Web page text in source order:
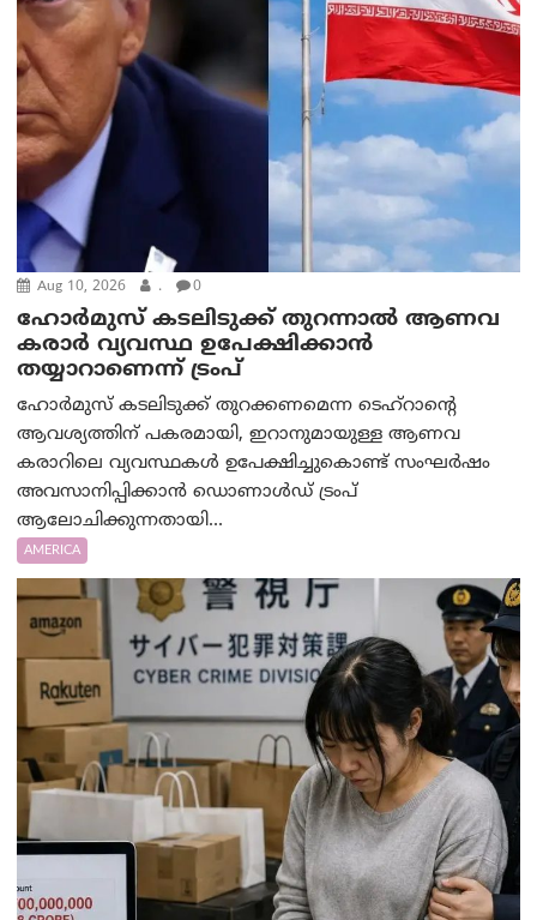
Aug 10, 2026 . 0
ഹോർമുസ് കടലിടുക്ക് തുറന്നാൽ ആണവ
കരാർ വ്യവസ്ഥ ഉപേക്ഷിക്കാൻ
തയ്യാറാണെന്ന് ട്രം‌പ്
ഹോർമുസ് കടലിടുക്ക് തുറക്കണമെന്ന ടെഹ്‌റാന്റെ
ആവശ്യത്തിന് പകരമായി, ഇറാനുമായുള്ള ആണവ
കരാറിലെ വ്യവസ്ഥകൾ ഉപേക്ഷിച്ചുകൊണ്ട് സംഘർഷം
അവസാനിപ്പിക്കാൻ ഡൊണാൾഡ് ട്രംപ്
ആലോചിക്കുന്നതായി...
AMERICA